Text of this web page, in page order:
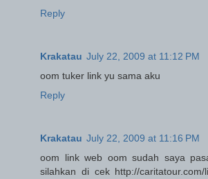
Reply
Krakatau July 22, 2009 at 11:12 PM
oom tuker link yu sama aku
Reply
Krakatau July 22, 2009 at 11:16 PM
oom link web oom sudah saya
silahkan di cek http://